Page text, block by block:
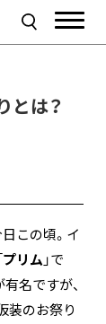
とは？
この頃。イ
プリム」で
名ですが、
装のお祭り